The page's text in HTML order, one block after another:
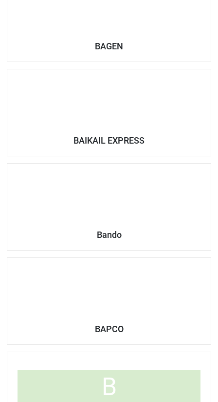
BAGEN
BAIKAIL EXPRESS
Bando
BAPCO
B